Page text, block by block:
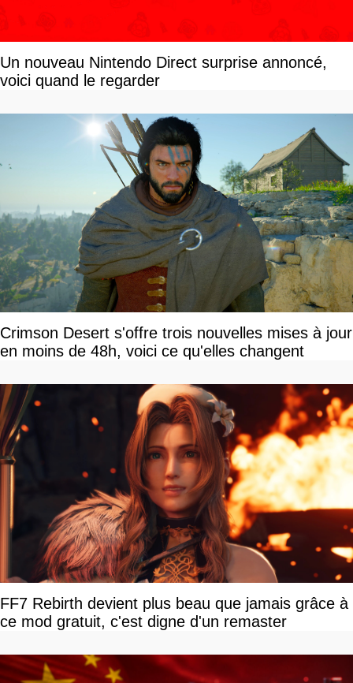
Un nouveau Nintendo Direct surprise annoncé,
voici quand le regarder
Crimson Desert s'offre trois nouvelles mises à jour
en moins de 48h, voici ce qu'elles changent
FF7 Rebirth devient plus beau que jamais grâce à
ce mod gratuit, c'est digne d'un remaster